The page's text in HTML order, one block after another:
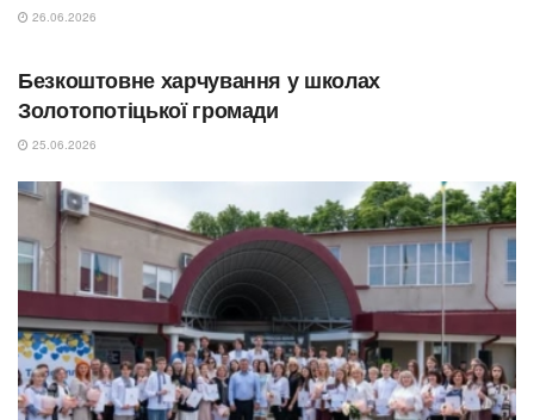
26.06.2026
Безкоштовне харчування у школах
Золотопотіцької громади
25.06.2026